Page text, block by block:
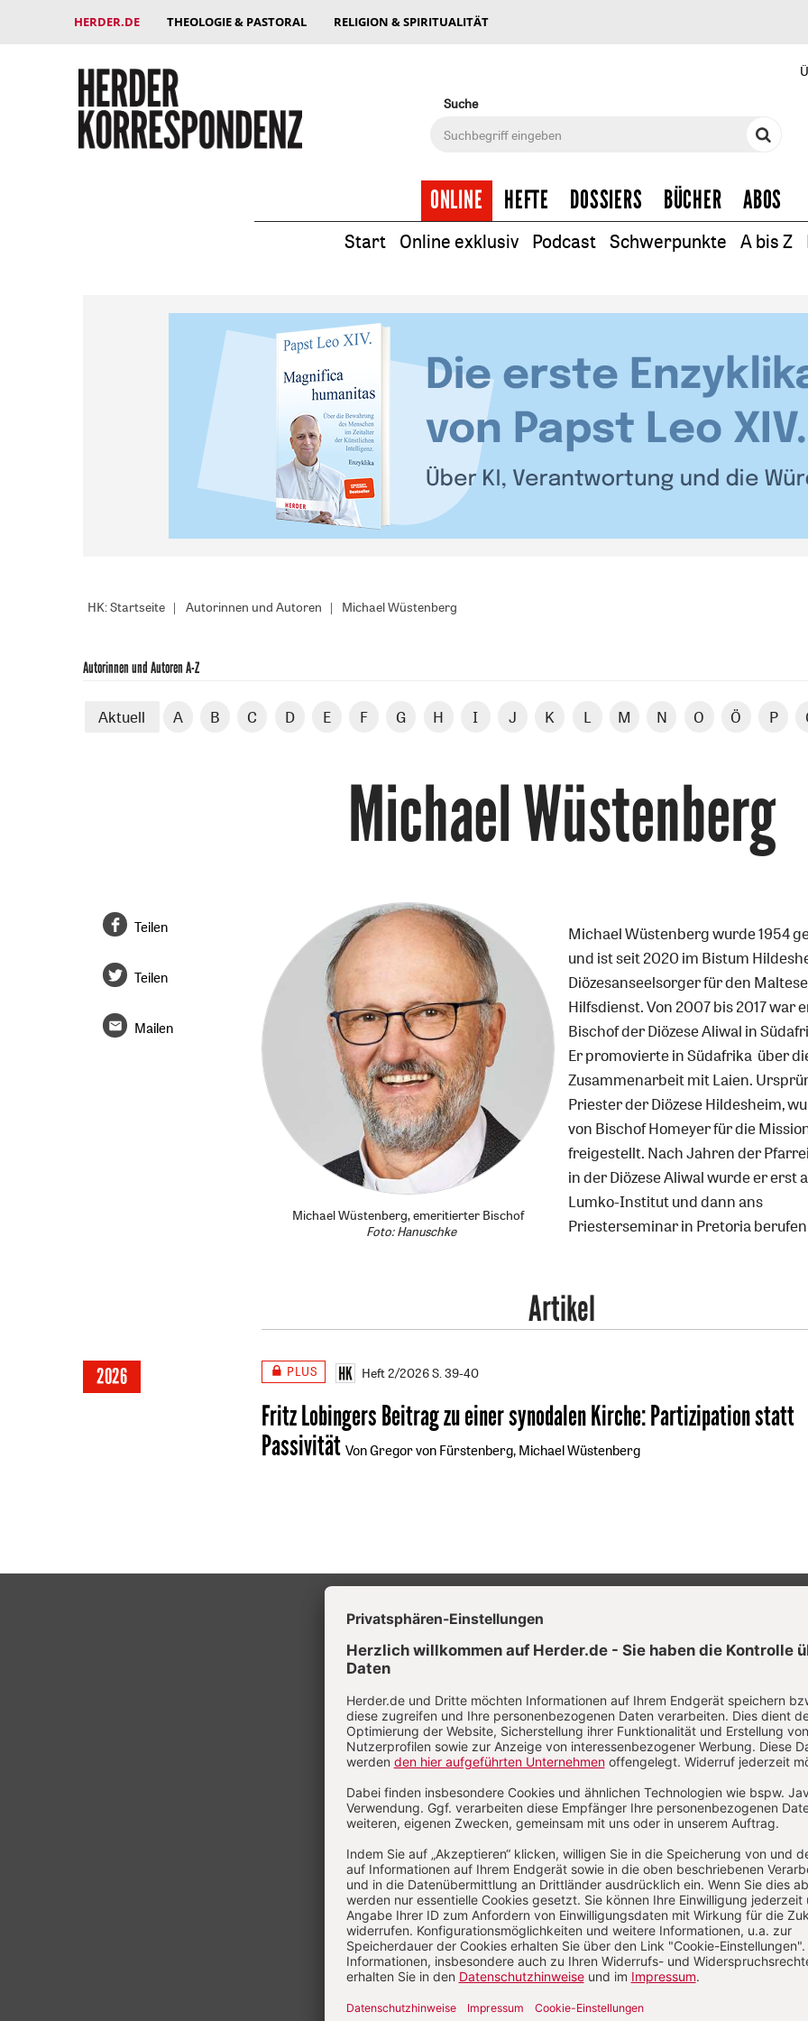
HERDER.DE THEOLOGIE & PASTORAL RELIGION & SPIRITUALITÄT
Suche
ONLINE HEFTE DOSSIERS BÜCHER ABOS
Start Online exklusiv Podcast Schwerpunkte A bis Z
HK: Startseite Autorinnen und Autoren Michael Wüstenberg
Autorinnen und Autoren A-Z
Aktuell A B C D E F G H I J K L M N O Ö P
Michael Wüstenberg
Michael Wüstenberg, emeritierter Bischof
Foto: Hanuschke
Michael Wüstenberg wurde 1954
und ist seit 2020 im Bistum
Diözesanseelsorger für den
Hilfsdienst. Von 2007 bis 2017 war
Bischof der Diözese Aliwal in
Er promovierte in Südafrika über
Zusammenarbeit mit Laien.
Priester der Diözese Hildesheim,
von Bischof Homeyer für die
freigestellt. Nach Jahren der
in der Diözese Aliwal wurde er erst
Lumko-Institut und dann ans
Priesterseminar in Pretoria
Teilen
Teilen
Mailen
Artikel
2026 PLUS Heft 2/2026S. 39-40
Fritz Lobingers Beitrag zu einer synodalen Kirche: Partizipation statt
Passivität Von Gregor von Fürstenberg, Michael Wüstenberg
Aktuelle Hefte
Heft 8/2026 Heft 7/2026